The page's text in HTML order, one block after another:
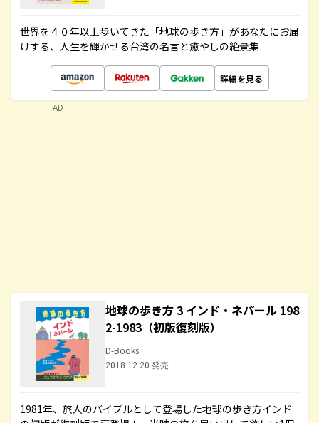
世界を４０年以上歩いてきた「地球の歩き方」があなたにお届
けする、人生を輝かせる台湾の名言と癒やしの絶景集
詳細を見る
地球の歩き方 3 インド・ネパール 198
2-1983（初版復刻版）
D-Books
2018.12.20 発売
1981年、旅人のバイブルとして登場した地球の歩き方インド
AD